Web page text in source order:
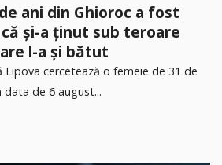
ani din Ghioroc a fost
și-a ținut sub teroare
l-a și bătut
Lipova cercetează o femeie de 31 de
data de 6 august...